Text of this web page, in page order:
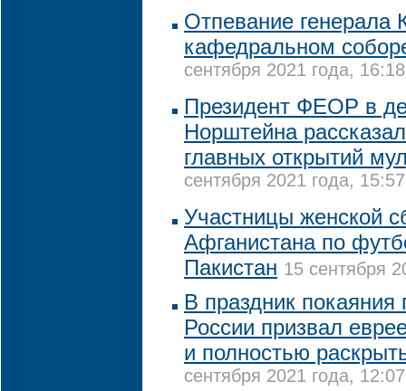
Отпевание генерала
кафедральном
сентября 2021 года, 16:18
Президент ФЕОР в
Норштейна
главных открытий
сентября 2021 года, 15:57
Участницы женской
Афганистана по
Пакистан 15 сентября
В праздник покаяния
России призвал
и полностью
сентября 2021 года, 12:07